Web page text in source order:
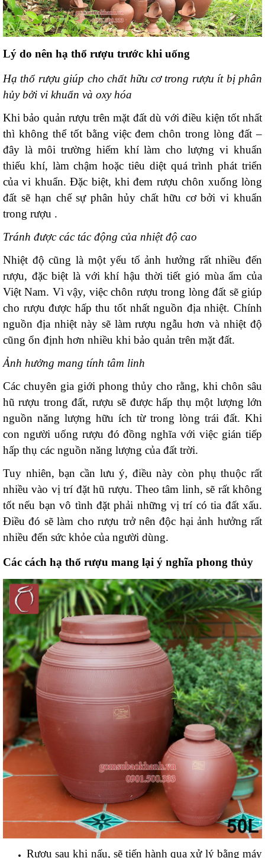
Lý do nên hạ thổ rượu trước khi uống
Hạ thổ rượu giúp cho chất hữu cơ trong rượu ít bị phân
hủy bởi vi khuẩn và oxy hóa
Khi bảo quản rượu trên mặt đất dù với điều kiện tốt nhất
thì không thể tốt bằng việc đem chôn trong lòng đất –
đây là môi trường hiếm khí làm cho lượng vi khuẩn
thiếu khí, làm chậm hoặc tiêu diệt quá trình phát triển
của vi khuẩn. Đặc biệt, khi đem rượu chôn xuống lòng
đất sẽ hạn chế sự phân hủy chất hữu cơ bởi vi khuẩn
trong rượu .
Tránh được các tác động của nhiệt độ cao
Nhiệt độ cũng là một yếu tố ảnh hưởng rất nhiều đến
rượu, đặc biệt là với khí hậu thời tiết gió mùa ẩm của
Việt Nam. Vì vậy, việc chôn rượu trong lòng đất sẽ giúp
cho rượu được hấp thu tốt nhất nguồn địa nhiệt. Chính
nguồn địa nhiệt này sẽ làm rượu ngẫu hơn và nhiệt độ
cũng ổn định hơn nhiều khi bảo quản trên mặt đất.
Ảnh hưởng mang tính tâm linh
Các chuyên gia giới phong thủy cho rằng, khi chôn sâu
hũ rượu trong đất, rượu sẽ được hấp thụ một lượng lớn
nguồn năng lượng hữu ích từ trong lòng trái đất. Khi
con người uống rượu đó đồng nghĩa với việc gián tiếp
hấp thụ các nguồn năng lượng của đất trời.
Tuy nhiên, bạn cần lưu ý, điều này còn phụ thuộc rất
nhiều vào vị trí đặt hũ rượu. Theo tâm linh, sẽ rất không
tốt nếu bạn vô tình đặt phải những vị trí có tia đất xấu.
Điều đó sẽ làm cho rượu trở nên độc hại ảnh hưởng rất
nhiều đến sức khỏe của người dùng.
Các cách hạ thổ rượu mang lại ý nghĩa phong thủy
Rượu sau khi nấu, sẽ tiến hành qua xử lý bằng máy